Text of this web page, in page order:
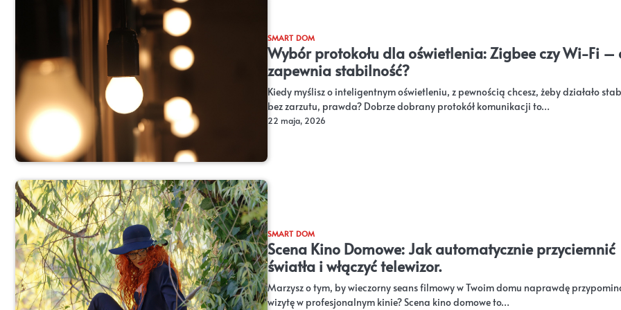
SMART DOM
Wybór protokołu dla oświetlenia: Zigbee czy Wi-Fi –
zapewnia stabilność?
Kiedy myślisz o inteligentnym oświetleniu, z pewnością chcesz, żeby działało
bez zarzutu, prawda? Dobrze dobrany protokół komunikacji to…
22 maja, 2026
SMART DOM
Scena Kino Domowe: Jak automatycznie przyciemnić
światła i włączyć telewizor.
Marzysz o tym, by wieczorny seans filmowy w Twoim domu naprawdę
wizytę w profesjonalnym kinie? Scena kino domowe to…